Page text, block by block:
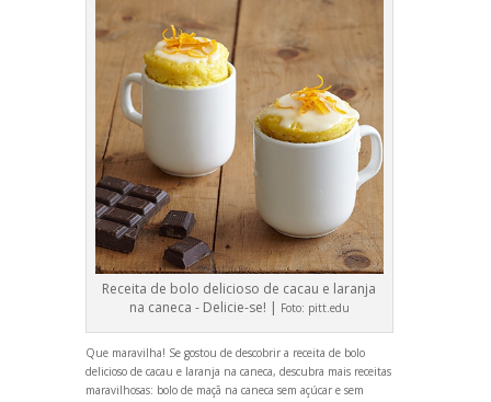
Receita de bolo delicioso de cacau e laranja
na caneca - Delicie-se! | Foto: pitt.edu
Que maravilha! Se gostou de descobrir a receita de bolo
delicioso de cacau e laranja na caneca, descubra mais receitas
maravilhosas: bolo de maçã na caneca sem açúcar e sem